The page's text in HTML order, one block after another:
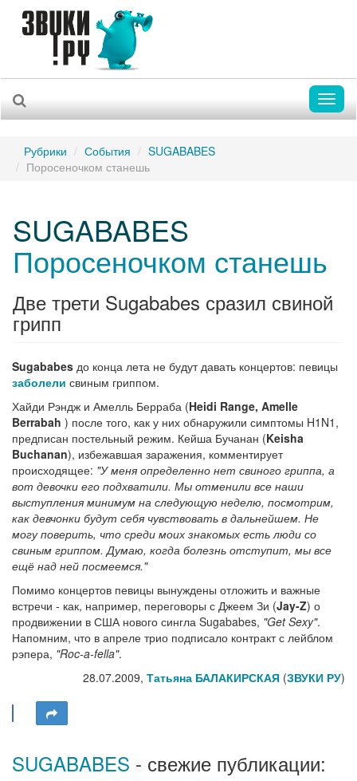
Рубрики События
SUGABABES
Поросеночком станешь
SUGABABES
Поросеночком станешь
Две трети Sugababes сразил свиной
грипп
Sugababes до конца лета не будут давать концертов: певицы
заболели свиным гриппом.
Хайди Рэндж и Амелль Берраба (Heidi Range, Amelle
Berrabah ) после того, как у них обнаружили симптомы H1N1,
предписан постельный режим. Кейша Бучанан (Keisha
Buchanan), избежавшая заражения, комментирует
происходящее: "У меня определенно нет свиного гриппа, а
вот девочки его подхватили. Мы отменили все наши
выступления минимум на следующую неделю, посмотрим,
как девчонки будут себя чувствовать в дальнейшем. Не
могу поверить, что среди моих знакомых есть люди со
свиным гриппом. Думаю, когда болезнь отступит, мы все
ещё над ней посмеемся."
Помимо концертов певицы вынуждены отложить и важные
встречи - как, например, переговоры с Джеем Зи (Jay-Z) о
продвижении в США нового сингла Sugababes, "Get Sexy".
Напомним, что в апреле трио подписало контракт с лейблом
рэпера, "Roc-a-fella".
28.07.2009, Татьяна БАЛАКИРСКАЯ (ЗВУКИ РУ)
SUGABABES - свежие публикации: